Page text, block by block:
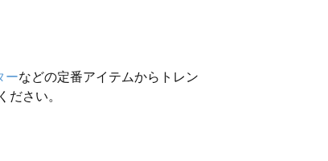
ーなどの定番アイテムからトレン
ださい。